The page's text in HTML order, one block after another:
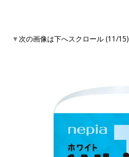
▼次の画像は下へスクロール (11/15)